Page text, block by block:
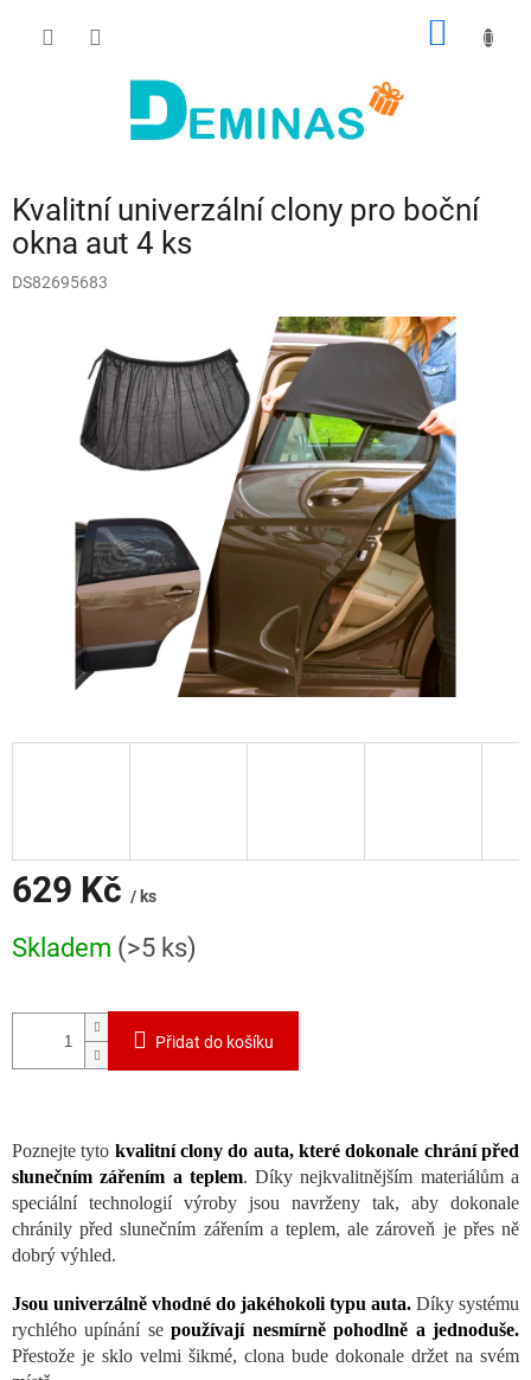
Kvalitní univerzální clony pro boční
okna aut 4 ks
DS82695683
629 Kč / ks
cena:
Skladem (>5 ks)
Přidat do košíku
Poznejte tyto kvalitní clony do auta, které dokonale chrání před
slunečním zářením a teplem. Díky nejkvalitnějším materiálům a
speciální technologií výroby jsou navrženy tak, aby dokonale
chránily před slunečním zářením a teplem, ale zároveň je přes ně
dobrý výhled.
Jsou univerzálně vhodné do jakéhokoli typu auta. Díky systému
rychlého upínání sepoužívají nesmírně pohodlně a jednoduše.
Přestože je sklo velmi šikmé, clona bude dokonale držet na svém